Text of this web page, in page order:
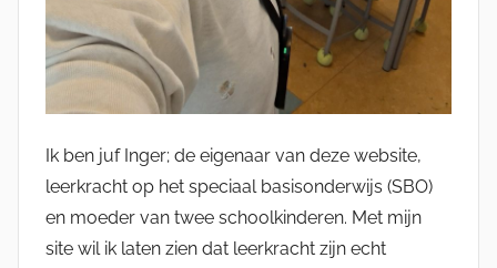
Ik ben juf Inger; de eigenaar van deze website,
leerkracht op het speciaal basisonderwijs (SBO)
en moeder van twee schoolkinderen. Met mijn
site wil ik laten zien dat leerkracht zijn echt